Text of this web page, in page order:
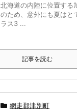
北海道の内陸に位置する
のため、意外にも夏はと
ラス3 ...
記事を読む
網走郡津別町